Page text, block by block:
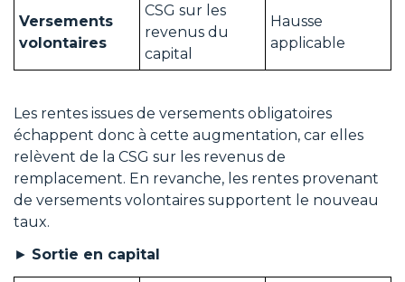
Versements
volontaires
CSG sur les
revenus du
capital
Hausse
applicable
Les rentes issues de versements obligatoires
échappent donc à cette augmentation, car elles
relèvent de la CSG sur les revenus de
remplacement. En revanche, les rentes provenant
de versements volontaires supportent le nouveau
taux.
► Sortie en capital